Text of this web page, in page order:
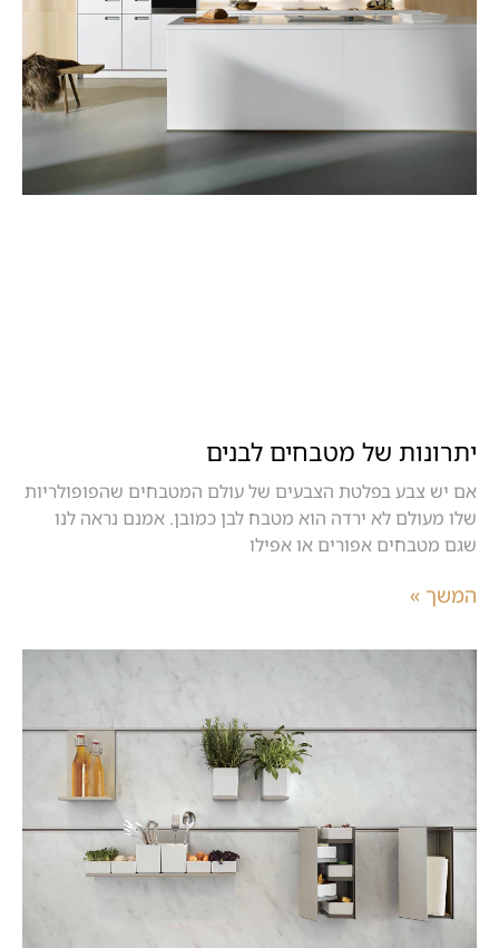
יתרונות של מטבחים לבנים
אם יש צבע בפלטת הצבעים של עולם המטבחים שהפופולריות
שלו מעולם לא ירדה הוא מטבח לבן כמובן. אמנם נראה לנו
שגם מטבחים אפורים או אפילו
המשך »